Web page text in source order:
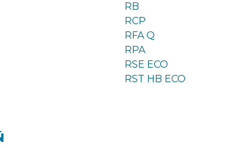
RB
RCP
RFA Q
RPA
RSE ECO
RST HB ECO